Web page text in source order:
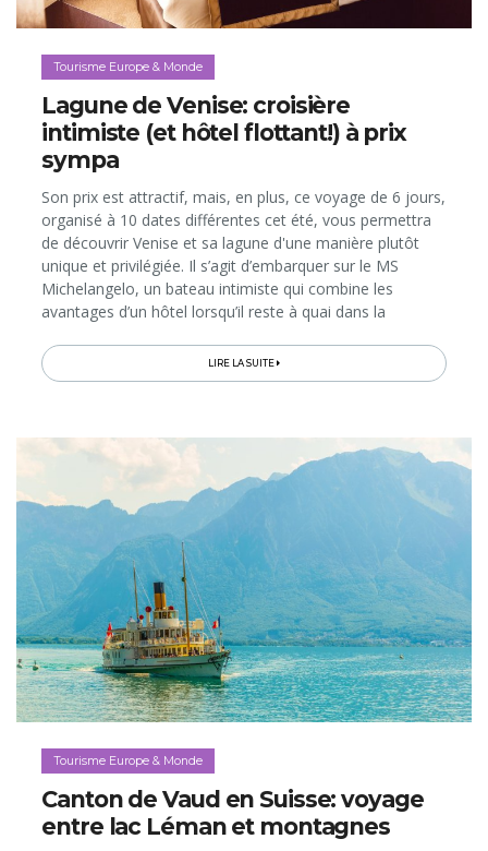
Tourisme Europe & Monde
Lagune de Venise: croisière
intimiste (et hôtel flottant!) à prix
sympa
Son prix est attractif, mais, en plus, ce voyage de 6 jours,
organisé à 10 dates différentes cet été, vous permettra
de découvrir Venise et sa lagune d'une manière plutôt
unique et privilégiée. Il s’agit d’embarquer sur le MS
Michelangelo, un bateau intimiste qui combine les
avantages d’un hôtel lorsqu’il reste à quai dans la
entre les îles…
LIRE LA SUITE
Tourisme Europe & Monde
Canton de Vaud en Suisse: voyage
entre lac Léman et montagnes